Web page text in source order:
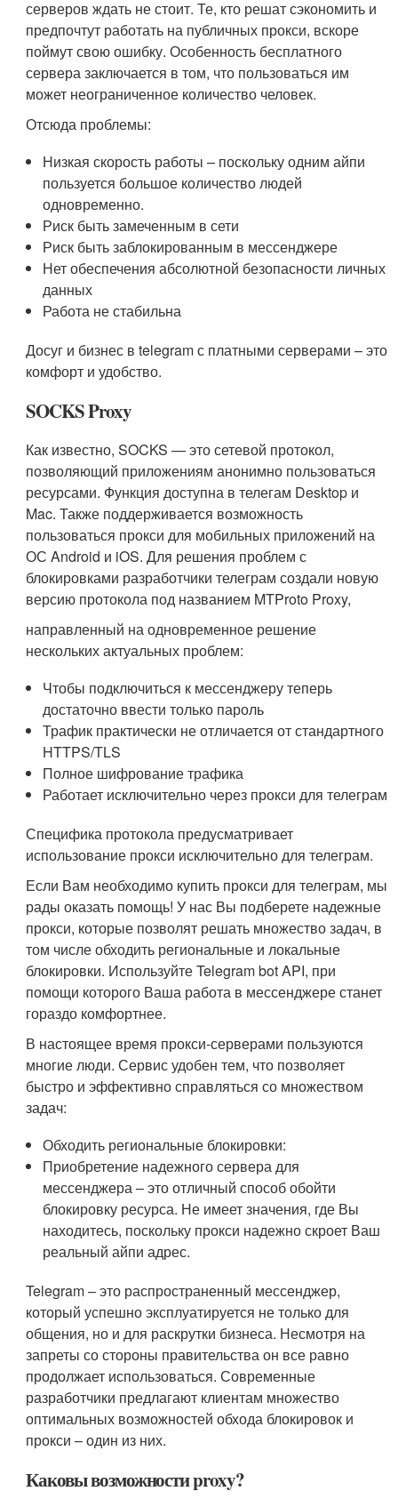
серверов ждать не стоит. Те, кто решат сэкономить и
предпочтут работать на публичных прокси, вскоре
поймут свою ошибку. Особенность бесплатного
сервера заключается в том, что пользоваться им
может неограниченное количество человек.
Отсюда проблемы:
Низкая скорость работы – поскольку одним айпи
пользуется большое количество людей
одновременно.
Риск быть замеченным в сети
Риск быть заблокированным в мессенджере
Нет обеспечения абсолютной безопасности личных
данных
Работа не стабильна
Досуг и бизнес в telegram с платными серверами – это
комфорт и удобство.
SOCKS Proxy
Как известно, SOCKS — это сетевой протокол,
позволяющий приложениям анонимно пользоваться
ресурсами. Функция доступна в телегам Desktop и
Mac. Также поддерживается возможность
пользоваться прокси для мобильных приложений на
ОС Android и iOS. Для решения проблем с
блокировками разработчики телеграм создали новую
версию протокола под названием MTProto Proxy,
направленный на одновременное решение
нескольких актуальных проблем:
Чтобы подключиться к мессенджеру теперь
достаточно ввести только пароль
Трафик практически не отличается от стандартного
HTTPS/TLS
Полное шифрование трафика
Работает исключительно через прокси для телеграм
Специфика протокола предусматривает
использование прокси исключительно для телеграм.
Если Вам необходимо купить прокси для телеграм, мы
рады оказать помощь! У нас Вы подберете надежные
прокси, которые позволят решать множество задач, в
том числе обходить региональные и локальные
блокировки. Используйте Telegram bot API, при
помощи которого Ваша работа в мессенджере станет
гораздо комфортнее.
В настоящее время прокси-серверами пользуются
многие люди. Сервис удобен тем, что позволяет
быстро и эффективно справляться со множеством
задач:
Обходить региональные блокировки:
Приобретение надежного сервера для
мессенджера – это отличный способ обойти
блокировку ресурса. Не имеет значения, где Вы
находитесь, поскольку прокси надежно скроет Ваш
реальный айпи адрес.
Telegram – это распространенный мессенджер,
который успешно эксплуатируется не только для
общения, но и для раскрутки бизнеса. Несмотря на
запреты со стороны правительства он все равно
продолжает использоваться. Современные
разработчики предлагают клиентам множество
оптимальных возможностей обхода блокировок и
прокси – один из них.
Каковы возможности proxy?